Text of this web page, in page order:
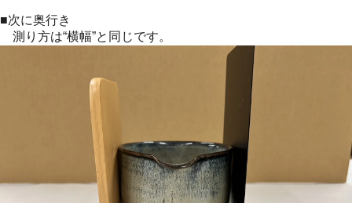
■次に奥行き
測り方は“横幅”と同じです。